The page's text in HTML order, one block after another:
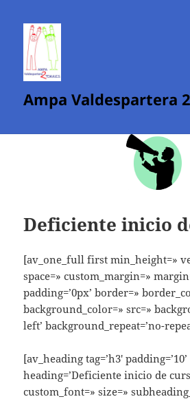
Ampa Valdespartera
Deficiente inicio
[av_one_full first min_height=»
space=» custom_margin=»
padding=’0px’ border=»
background_color=» src=»
left’ background_repeat=’no-
[av_heading tag=’h3′ padding=’10’
heading=’Deficiente inicio de
custom_font=» size=»